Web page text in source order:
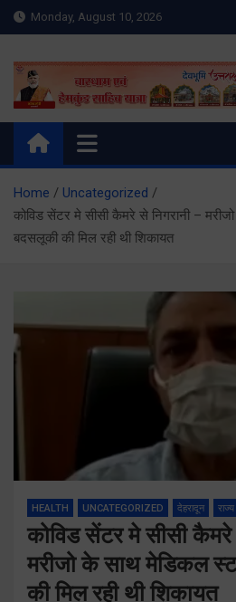
Skip
to
Monday, August 10, 2026
Meru Raibar |
News | Uttarkashi
meruraibar.com
Home
Uncategorized
कोविड सेंटर मे सीसी कैमरे से निगरानी –
बदसलूकी की मिल रही थी शिकायत
HEALTH UNCATEGORIZED देहरादून राज्य
कोविड सेंटर मे सीसी कैमरे
मरीजो के साथ मेडिकल
की मिल रही थी शिकायत